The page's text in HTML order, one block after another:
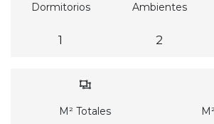
Dormitorios
1
Ambientes
2
M² Totales